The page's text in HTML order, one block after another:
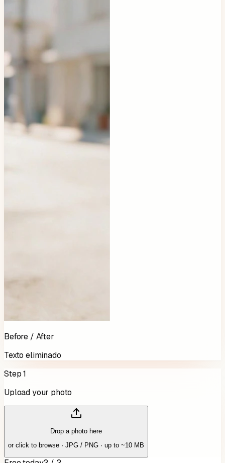
Before / After
Texto eliminado
Step 1
Upload your photo
Drop a photo here
or click to browse · JPG / PNG · up to ~10 MB